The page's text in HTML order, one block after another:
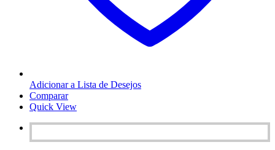
Adicionar a Lista de Desejos
Comparar
Quick View